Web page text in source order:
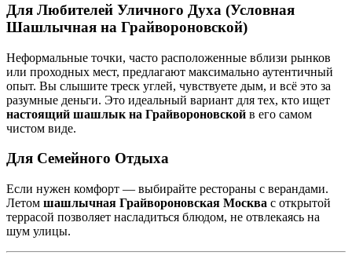
Для Любителей Уличного Духа (Условная
Шашлычная на Грайвороновской)
Неформальные точки, часто расположенные вблизи рынков
или проходных мест, предлагают максимально аутентичный
опыт. Вы слышите треск углей, чувствуете дым, и всё это за
разумные деньги. Это идеальный вариант для тех, кто ищет
настоящий шашлык на Грайвороновской в его самом
чистом виде.
Для Семейного Отдыха
Если нужен комфорт — выбирайте рестораны с верандами.
Летом шашлычная Грайвороновская Москва с открытой
террасой позволяет насладиться блюдом, не отвлекаясь на
шум улицы.